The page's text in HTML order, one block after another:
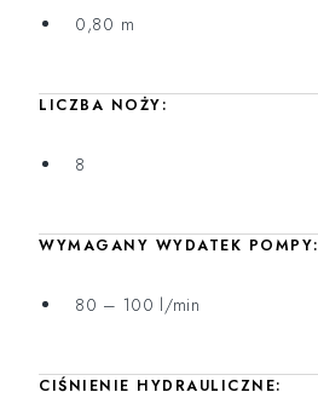
0,80 m
LICZBA NOŻY:
8
WYMAGANY WYDATEK POMPY:
80 – 100 l/min
CIŚNIENIE HYDRAULICZNE: